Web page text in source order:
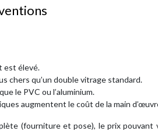
est élevé.
chers qu’un double vitrage standard.
le PVC ou l’aluminium.
augmentent le coût de la main
(fourniture et pose), le prix pouvant